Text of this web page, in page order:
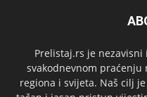
Prelistaj.rs je
svakodnevnom praćenju
regiona i svijeta. Naš cilj